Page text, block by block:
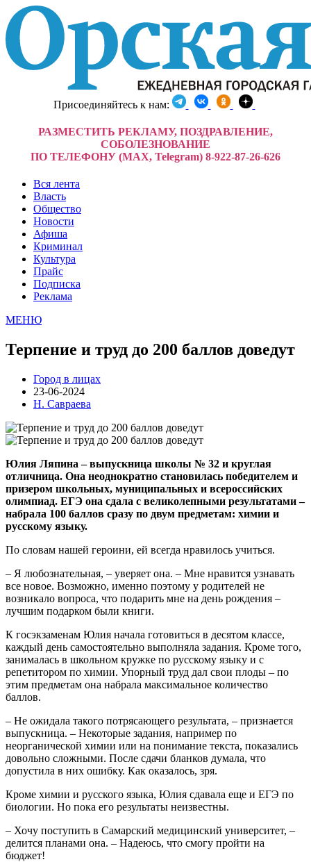
Присоединяйтесь к нам:
РАЗМЕСТИТЬ РЕКЛАМУ, ПОЗДРАВЛЕНИЕ,
СОБОЛЕЗНОВАНИЕ
ПО ТЕЛЕФОНУ (MAX, Telegram) 8-922-87-26-626
Вся лента
Власть
Общество
Новости
Афиша
Криминал
Культура
Прайс
Подписка
Реклама
МЕНЮ
Терпение и труд до 200 баллов доведут
Город в лицах
23-06-2024
Н. Савраева
Юлия Ляпина – выпускница школы № 32 и круглая
отличница. Она неоднократно становилась победителем и
призером школьных, муниципальных и всероссийских
олимпиад. ЕГЭ она сдала с великолепными результатами –
набрала 100 баллов сразу по двум предметам: химии и
русскому языку.
По словам нашей героини, ей всегда нравилось учиться.
– Я любознательная, – уверяет она. – Мне нравится узнавать
все новое. Возможно, именно поэтому у родителей не
возникало вопроса, что подарить мне на день рождения –
лучшим подарком были книги.
К госэкзаменам Юлия начала готовиться в десятом классе,
каждый день самостоятельно выполняла задания. Кроме того,
занималась в школьном кружке по русскому языку и с
репетитором по химии. Упорный труд дал свои плоды – по
этим предметам она набрала максимальное количество
баллов.
– Не ожидала такого потрясающего результата, – признается
выпускница. – Некоторые задания, например по
неорганической химии или на понимание текста, показались
довольно сложными. После сдачи бланков думала, что
допустила в них ошибку. Как оказалось, зря.
Кроме химии и русского языка, Юлия сдавала еще и ЕГЭ по
биологии. Но пока его результаты неизвестны.
– Хочу поступить в Самарский медицинский университет, –
делится планами она. – Надеюсь, что смогу пройти на
бюджет!